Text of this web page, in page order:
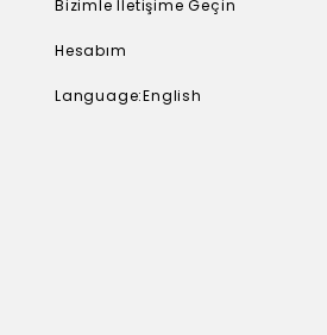
Bizimle Iletişime Geçin
Hesabım
Language:English